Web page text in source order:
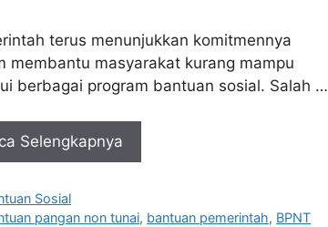
terus menunjukkan komitmennya
membantu masyarakat kurang mampu
berbagai program bantuan sosial. Salah …
Selengkapnya
Sosial
pangan non tunai, bantuan pemerintah, BPNT